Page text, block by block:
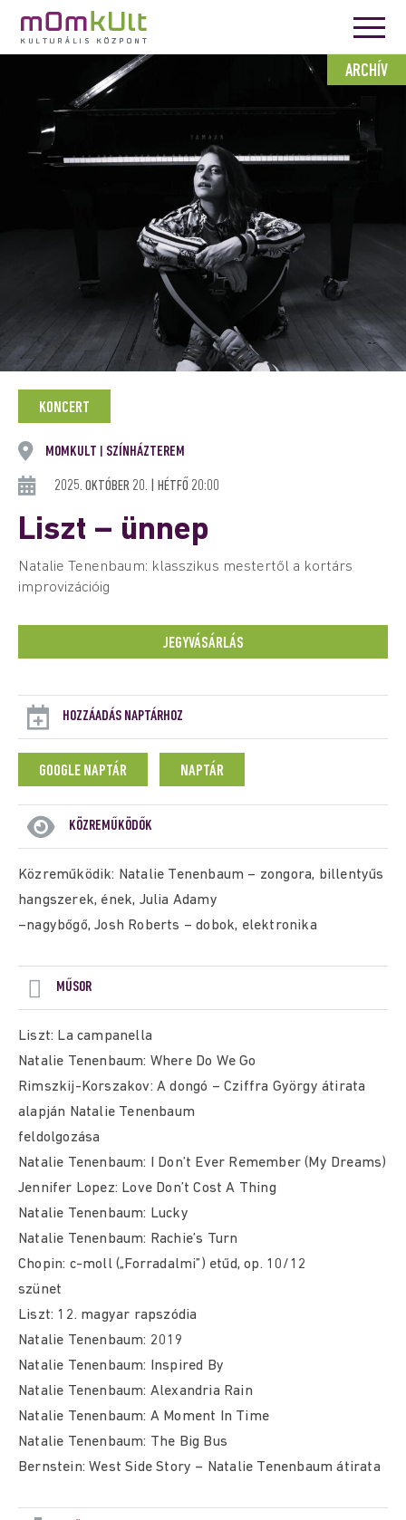
ARCHÍV
KONCERT
MOMKULT SZÍNHÁZTEREM
2025. OKTÓBER 20. | HÉTFŐ 20:00
Liszt – ünnep
Natalie Tenenbaum: klasszikus mestertől a kortárs
improvizációig
JEGYVÁSÁRLÁS
HOZZÁADÁS NAPTÁRHOZ
GOOGLE NAPTÁR NAPTÁR
KÖZREMŰKÖDŐK
Közreműködik: Natalie Tenenbaum – zongora, billentyűs
hangszerek, ének, Julia Adamy
–nagybőgő, Josh Roberts – dobok, elektronika
MŰSOR
Liszt: La campanella
Natalie Tenenbaum: Where Do We Go
Rimszkij-Korszakov: A dongó – Cziffra György átirata
alapján Natalie Tenenbaum
feldolgozása
Natalie Tenenbaum: I Don’t Ever Remember (My Dreams)
Jennifer Lopez: Love Don’t Cost A Thing
Natalie Tenenbaum: Lucky
Natalie Tenenbaum: Rachie’s Turn
Chopin: c-moll („Forradalmi”) etűd, op. 10/12
szünet
Liszt: 12. magyar rapszódia
Natalie Tenenbaum: 2019
Natalie Tenenbaum: Inspired By
Natalie Tenenbaum: Alexandria Rain
Natalie Tenenbaum: A Moment In Time
Natalie Tenenbaum: The Big Bus
Bernstein: West Side Story – Natalie Tenenbaum átirata